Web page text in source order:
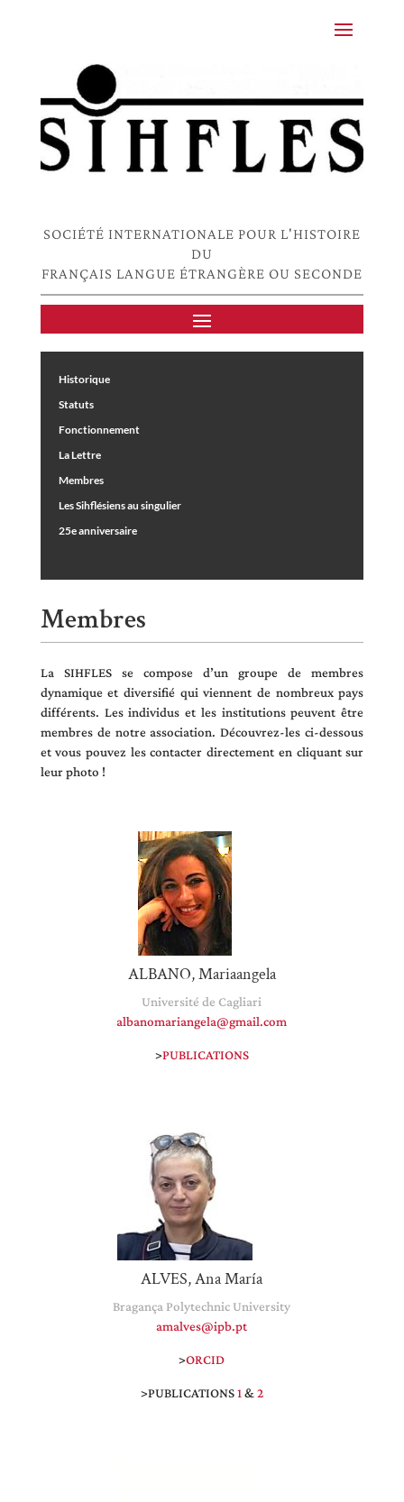
SOCIÉTÉ INTERNATIONALE POUR L'HISTOIRE
DU
FRANÇAIS LANGUE ÉTRANGÈRE OU SECONDE
Historique
Statuts
Fonctionnement
La Lettre
Membres
Les Sihflésiens au singulier
25e anniversaire
Membres
La SIHFLES se compose d’un groupe de membres
dynamique et diversifié qui viennent de nombreux pays
différents. Les individus et les institutions peuvent être
membres de notre association. Découvrez-les ci-dessous
et vous pouvez les contacter directement en cliquant sur
leur photo !
ALBANO, Mariaangela
Université de Cagliari
albanomariangela@gmail.com
>PUBLICATIONS
ALVES, Ana María
Bragança Polytechnic University
amalves@ipb.pt
>ORCID
>PUBLICATIONS1&2